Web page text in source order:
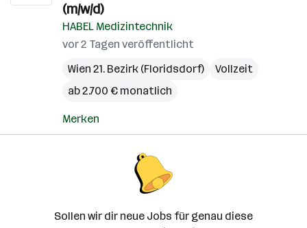
(m/w/d)
HABEL Medizintechnik
vor 2 Tagen veröffentlicht
Wien 21. Bezirk (Floridsdorf)
Vollzeit
ab 2.700 € monatlich
Merken
Sollen wir dir neue Jobs für genau diese